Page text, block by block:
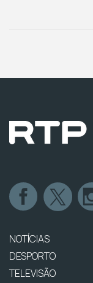
NOTÍCIAS
DESPORTO
TELEVISÃO